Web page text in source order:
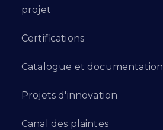
projet
Certifications
Catalogue et documentation
Projets d'innovation
Canal des plaintes